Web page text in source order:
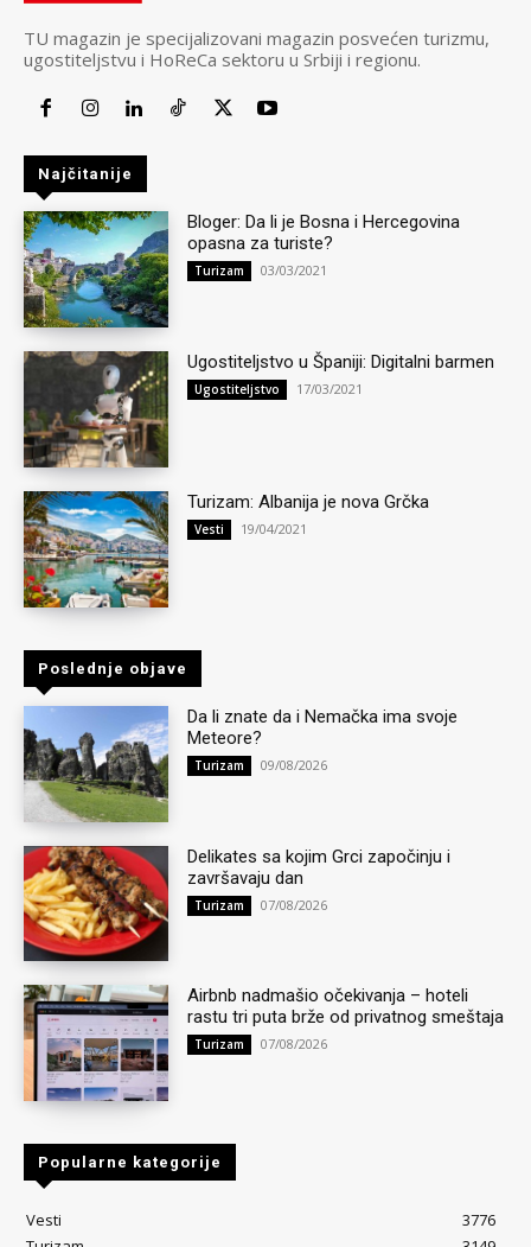
TU magazin je specijalizovani magazin posvećen turizmu,
ugostiteljstvu i HoReCa sektoru u Srbiji i regionu.
Najčitanije
Bloger: Da li je Bosna i Hercegovina
opasna za turiste?
Turizam 03/03/2021
Ugostiteljstvo u Španiji: Digitalni barmen
Ugostiteljstvo 17/03/2021
Turizam: Albanija je nova Grčka
Vesti 19/04/2021
Poslednje objave
Da li znate da i Nemačka ima svoje
Meteore?
Turizam 09/08/2026
Delikates sa kojim Grci započinju i
završavaju dan
Turizam 07/08/2026
Airbnb nadmašio očekivanja – hoteli
rastu tri puta brže od privatnog smeštaja
Turizam 07/08/2026
Popularne kategorije
Vesti
3776